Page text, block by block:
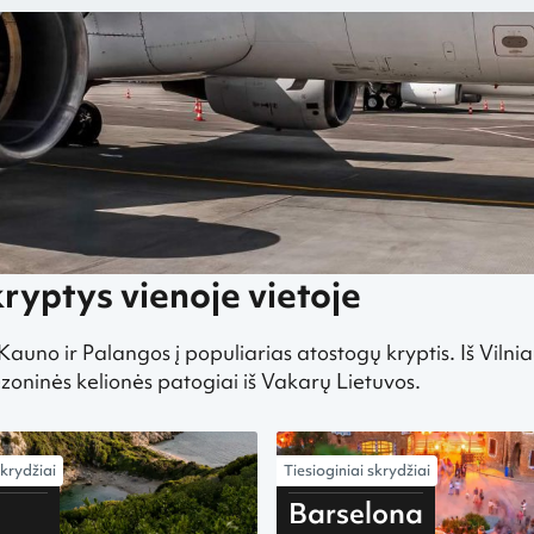
vienoje vietoje
ir Palangos į populiarias atostogų kryptis. Iš
kelionės patogiai iš Vakarų Lietuvos.
Tiesioginiai skrydžiai
iš Vilniaus
Barselona